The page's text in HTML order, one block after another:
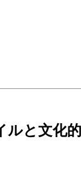
と文化